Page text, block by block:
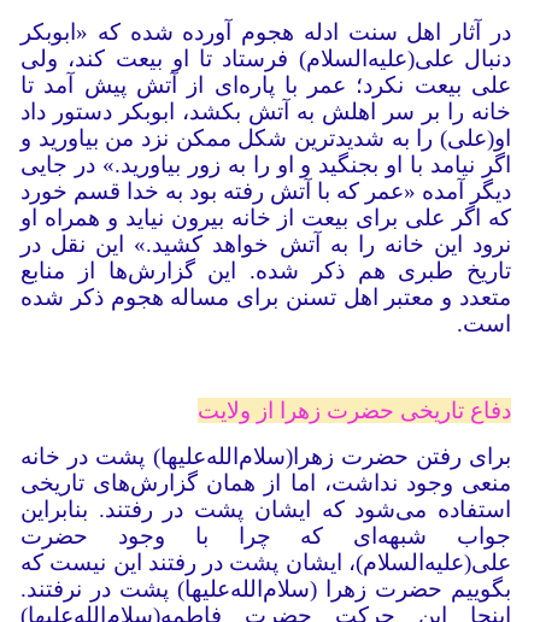
در آثار اهل سنت ادله هجوم آورده شده که «ابوبکر
دنبال علی(علیه‌السلام) فرستاد تا او بیعت کند، ولی
علی بیعت نکرد؛ عمر با پاره‌ای از آتش پیش آمد تا
خانه را بر سر اهلش به آتش بکشد، ابوبکر دستور داد
او(علی) را به شدیدترین شکل ممکن نزد من بیاورید و
اگر نیامد با او بجنگید و او را به زور بیاورید.» در جایی
دیگر آمده «عمر که با آتش رفته بود به خدا قسم خورد
که اگر علی برای بیعت از خانه بیرون نیاید و همراه او
نرود این خانه را به آتش خواهد کشید.» این نقل در
تاریخ طبری هم ذکر شده. این گزارش‌ها از منابع
متعدد و معتبر اهل تسنن برای مساله هجوم ذکر شده
است.
دفاع تاریخی حضرت زهرا از ولایت
برای رفتن حضرت زهرا(سلام‌الله‌‌علیها) پشت در خانه
منعی وجود نداشت، اما از همان گزارش‌های تاریخی
استفاده می‌شود که ایشان پشت در رفتند. بنابراین
جواب شبهه‌ای که چرا با وجود حضرت
علی(علیه‌السلام)، ایشان پشت در رفتند این نیست که
بگوییم حضرت زهرا (سلام‌الله‌‌علیها) پشت در نرفتند.
اینجا این حرکت حضرت فاطمه(سلام‌الله‌‌علیها)